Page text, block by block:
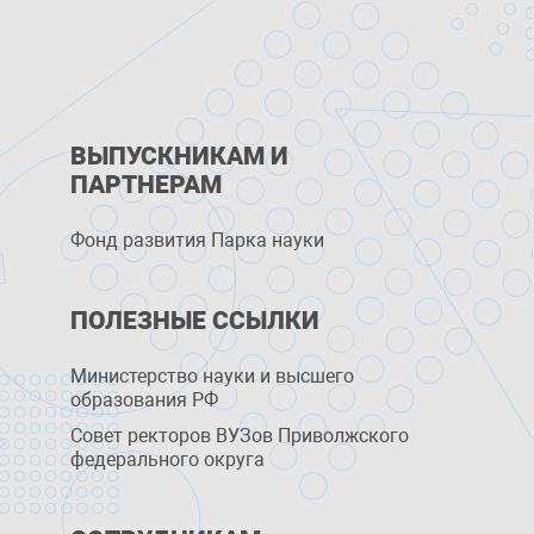
ВЫПУСКНИКАМ И
ПАРТНЕРАМ
Фонд развития Парка науки
ПОЛЕЗНЫЕ ССЫЛКИ
Министерство науки и высшего
образования РФ
Совет ректоров ВУЗов Приволжского
федерального округа